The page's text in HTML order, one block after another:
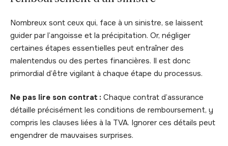
Nombreux sont ceux qui, face à un sinistre, se laissent
guider par l’angoisse et la précipitation. Or, négliger
certaines étapes essentielles peut entraîner des
malentendus ou des pertes financières. Il est donc
primordial d’être vigilant à chaque étape du processus.
Ne pas lire son contrat : Chaque contrat d’assurance
détaille précisément les conditions de remboursement, y
compris les clauses liées à la TVA. Ignorer ces détails peut
engendrer de mauvaises surprises.